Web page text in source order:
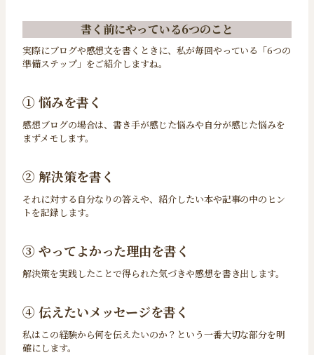
書く前にやっている6つのこと
実際にブログや感想文を書くときに、私が毎回やっている「6つの
準備ステップ」をご紹介しますね。
① 悩みを書く
感想ブログの場合は、書き手が感じた悩みや自分が感じた悩みを
まずメモします。
② 解決策を書く
それに対する自分なりの答えや、紹介したい本や記事の中のヒン
トを記録します。
③ やってよかった理由を書く
解決策を実践したことで得られた気づきや感想を書き出します。
④ 伝えたいメッセージを書く
私はこの経験から何を伝えたいのか？という一番大切な部分を明
確にします。